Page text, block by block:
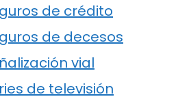
de crédito
de decesos
vial
de televisión